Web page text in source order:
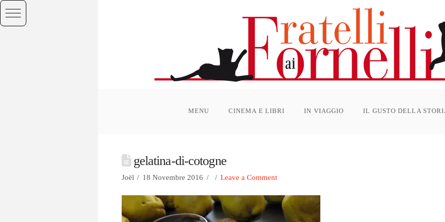
MENU CINEMA E LIBRI IN VIAGGIO IL GUSTO DELLA
gelatina-di-cotogne
Joël 18 Novembre 2016 Leave a Comment